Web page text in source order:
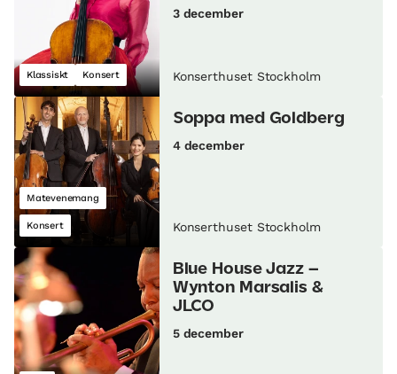
Klassiskt Konsert
3 december
Konserthuset Stockholm
Matevenemang
Konsert
Soppa med Goldberg
4 december
Konserthuset Stockholm
Blue House Jazz –
Wynton Marsalis &
JLCO
5 december